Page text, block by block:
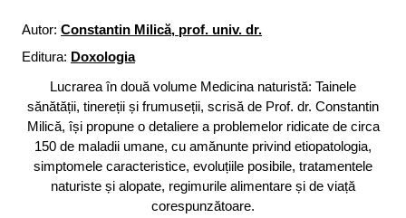
Autor: Constantin Milică, prof. univ. dr.
Editura: Doxologia
Lucrarea în două volume Medicina naturistă: Tainele
sănătății, tinereții și frumuseții, scrisă de Prof. dr. Constantin
Milică, își propune o detaliere a problemelor ridicate de circa
150 de maladii umane, cu amănunte privind etiopatologia,
simptomele caracteristice, evoluțiile posibile, tratamentele
naturiste și alopate, regimurile alimentare și de viață
corespunzătoare.